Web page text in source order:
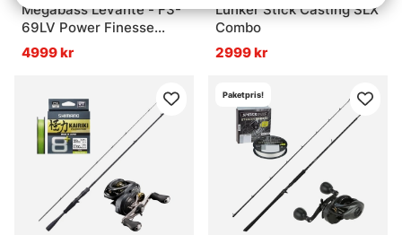
Megabass Levante - F3-
69LV Power Finesse
Combo
4999 kr
Lunker Stick Casting SLX
Combo
2999 kr
Paketpris!